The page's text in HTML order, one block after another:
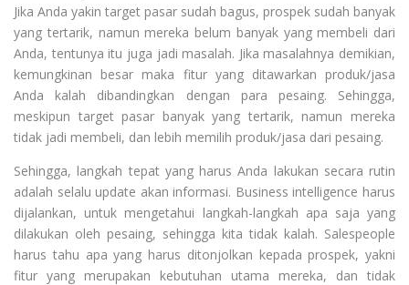
Jika Anda yakin target pasar sudah bagus, prospek sudah banyak
yang tertarik, namun mereka belum banyak yang membeli dari
Anda, tentunya itu juga jadi masalah. Jika masalahnya demikian,
kemungkinan besar maka fitur yang ditawarkan produk/jasa
Anda kalah dibandingkan dengan para pesaing. Sehingga,
meskipun target pasar banyak yang tertarik, namun mereka
tidak jadi membeli, dan lebih memilih produk/jasa dari pesaing.
Sehingga, langkah tepat yang harus Anda lakukan secara rutin
adalah selalu update akan informasi. Business intelligence harus
dijalankan, untuk mengetahui langkah-langkah apa saja yang
dilakukan oleh pesaing, sehingga kita tidak kalah. Salespeople
harus tahu apa yang harus ditonjolkan kepada prospek, yakni
fitur yang merupakan kebutuhan utama mereka, dan tidak